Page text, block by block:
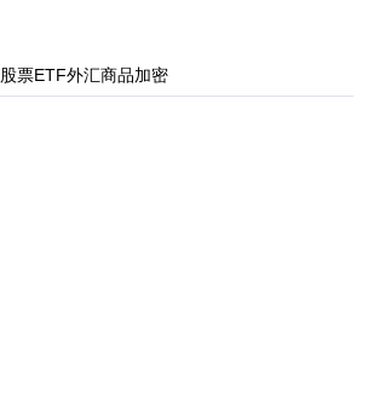
股票ETF外汇商品加密